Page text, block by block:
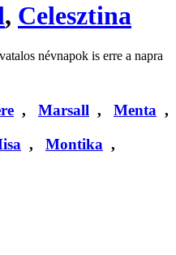
, Celesztina
névnapok is erre a napra
, Marsall , Menta ,
, Montika ,